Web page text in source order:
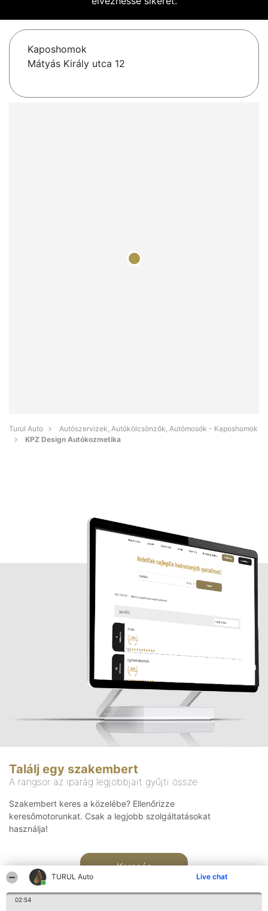
TURUL Auto Live chat
02:54
Kaposhomok
Mátyás Király utca 12
Turul Auto
Autószervizek, Autókölcsönzők, Autómosók - Kaposhomok
KPZ Design Autókozmetika
Találj egy szakembert
A rangsor az iparág legjobbjait gyűjti össze
Szakembert keres a közelébe? Ellenőrizze
keresőmotorunkat. Csak a legjobb szolgáltatásokat
használja!
Keresés